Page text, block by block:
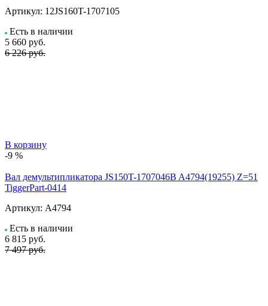
Артикул: 12JS160T-1707105
Есть в наличии
5 660 руб.
6 226 руб.
В корзину
-9 %
Вал демультипликатора JS150T-1707046B A4794(19255) Z=51
TiggerPart-0414
Артикул: A4794
Есть в наличии
6 815 руб.
7 497 руб.